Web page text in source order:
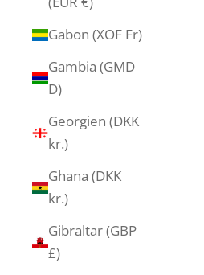
Gabon (XOF Fr)
Gambia (GMD
D)
Georgien (DKK
kr.)
Ghana (DKK
kr.)
Gibraltar (GBP
£)